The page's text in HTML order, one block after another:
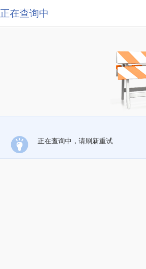
正在查询中
正在查询中，请刷新重试